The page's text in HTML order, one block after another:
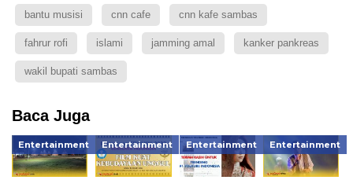
bantu musisi cnn cafe cnn kafe sambas
fahrur rofi islami jamming amal kanker pankreas
wakil bupati sambas
Baca Juga
Entertainment Entertainment Entertainment Entertainment